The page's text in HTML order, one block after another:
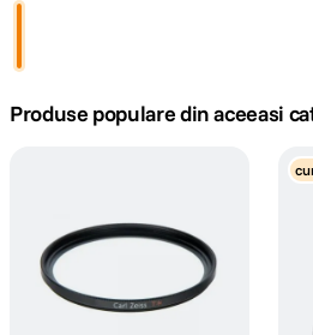
4. peak design
6. lavaliera
7. card memorie
Produse populare din aceeasi